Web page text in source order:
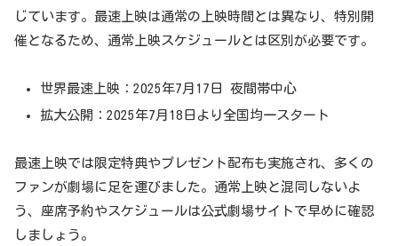
じています。最速上映は通常の上映時間とは異なり、特別開
催となるため、通常上映スケジュールとは区別が必要です。
世界最速上映：2025年7月17日 夜間帯中心
拡大公開：2025年7月18日より全国均一スタート
最速上映では限定特典やプレゼント配布も実施され、多くの
ファンが劇場に足を運びました。通常上映と混同しないよ
う、座席予約やスケジュールは公式劇場サイトで早めに確認
しましょう。